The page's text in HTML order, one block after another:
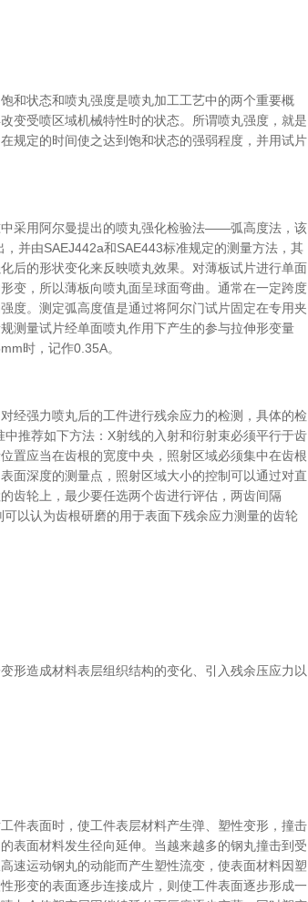
和状态和喷丸强度是喷丸加工工艺中的两个重要概
变受喷区域机械特性时的状态。所谓喷丸强度，就是
规定的时间使之达到饱和状态的强弱程度，并用试片
采用阿尔曼提出的喷丸强化检验法——弧高度法，该
并由SAEJ442a和SAE443标准规定的测量方法，其
后的形状变化来反映喷丸效果。对薄板试片进行单面
变，所以薄板向喷丸面呈球面弯曲。通常在一定跨度
度。测定弧高度值是通过将阿尔门试片固定在专用夹
测量试片经单面喷丸作用下产生的参与拉伸形变量
时，记作0.35A。
经强力喷丸后的工件进行残余应力的检测，具体的检
推荐如下方法：X射线的入射和衍射束必须平行于齿
置应当在齿根的宽度中央，照射区域必须集中在齿根
面深度的测量点，照射区域大小的控制可以通过对直
齿轮上，最少要任选两个齿进行评估，两齿间隔
以认为齿根研磨的用于表面下残余应力测量的齿轮
形造成材料表层组织结构的变化、引入残余压应力以
件表面时，使工件表层材料产生弹、塑性变形，撞击
表面材料发生径向延伸。当越来越多的钢丸撞击到受
速运动钢丸的动能而产生塑性流变，使表面材料因塑
形变的表面逐步连接成片，则使工件表面逐步形成一